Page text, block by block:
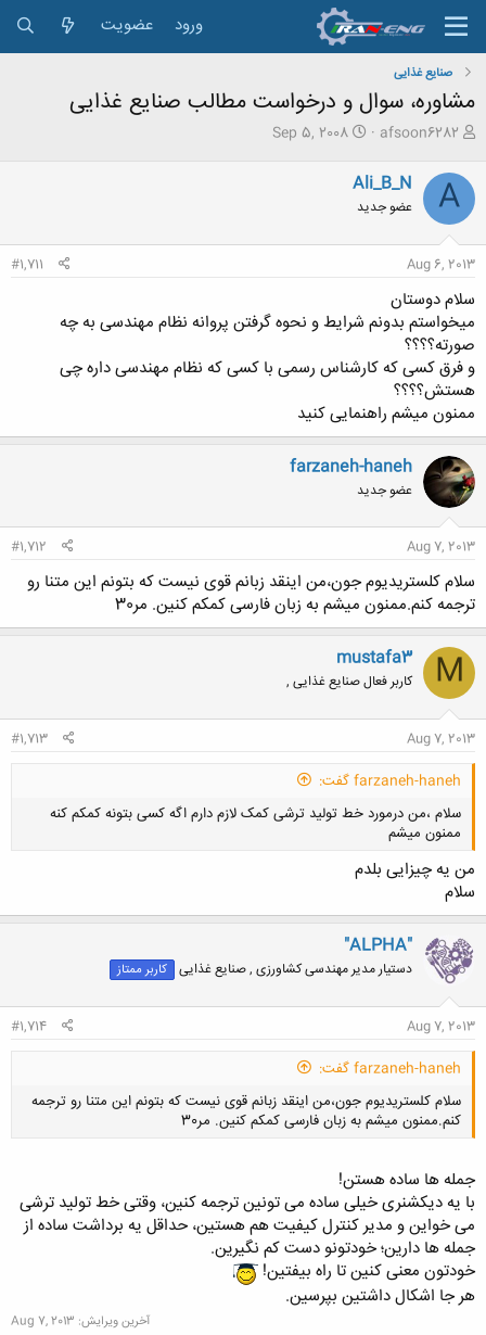
ورود عضویت
صنایع غذایی
مشاوره، سوال و درخواست مطالب صنایع غذایی
ش
و
ع
ک
ن
ن
د
ه
م
و
ض
و
ع
afsoon6282
ت
ر
Sep 5, 2008
A
Ali_B_N
عضو جدید
Aug 6, 2013
#1,711
سلام دوستان
میخواستم بدونم شرایط و نحوه گرفتن پروانه نظام مهندسی به چه
صورته؟؟؟؟
و فرق کسی که کارشناس رسمی با کسی که نظام مهندسی داره چی
هستش؟؟؟؟
ممنون میشم راهنمایی کنید
farzaneh-haneh
عضو جدید
Aug 7, 2013
#1,712
سلام کلستریدیوم جون،من اینقد زبانم قوی نیست که بتونم این متنا رو
ترجمه کنم.ممنون میشم به زبان فارسی کمکم کنین. مر30
M
mustafa3
کاربر فعال صنایع غذایی ,
Aug 7, 2013
#1,713
farzaneh-haneh گفت:
سلام ،من درمورد خط تولید ترشی کمک لازم دارم اگه کسی بتونه کمکم کنه
ممنون میشم
کلیک کنید تا باز شود...
من یه چیزایی بلدم
سلام
"ALPHA"
دستیار مدیر مهندسی کشاورزی , صنایع غذایی کاربر ممتاز
Aug 7, 2013
#1,714
farzaneh-haneh گفت:
سلام کلستریدیوم جون،من اینقد زبانم قوی نیست که بتونم این متنا رو ترجمه
کنم.ممنون میشم به زبان فارسی کمکم کنین. مر30
کلیک کنید تا باز شود...
جمله ها ساده هستن!
با یه دیکشنری خیلی ساده می تونین ترجمه کنین، وقتی خط تولید ترشی
می خواین و مدیر کنترل کیفیت هم هستین، حداقل یه برداشت ساده از
جمله ها دارین؛ خودتونو دست کم نگیرین.
خودتون معنی کنین تا راه بیفتین!
هر جا اشکال داشتین بپرسین.
آخرین ویرایش: Aug 7, 2013